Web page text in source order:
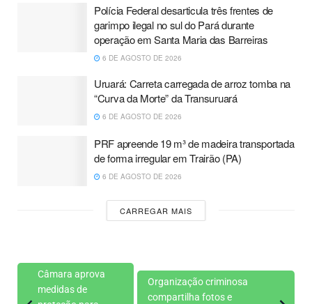
Polícia Federal desarticula três frentes de
garimpo ilegal no sul do Pará durante
operação em Santa Maria das Barreiras
6 DE AGOSTO DE 2026
Uruará: Carreta carregada de arroz tomba na
“Curva da Morte” da Transuruará
6 DE AGOSTO DE 2026
PRF apreende 19 m³ de madeira transportada
de forma irregular em Trairão (PA)
6 DE AGOSTO DE 2026
CARREGAR MAIS
Câmara aprova
medidas de
Organização criminosa
compartilha fotos e